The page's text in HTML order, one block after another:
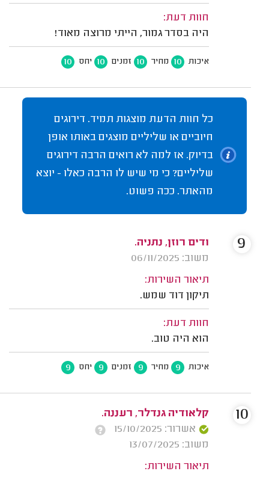
חוות דעת:
היה בסדר גמור, הייתי מרוצה מאוד!
איכות 10 מחיר 10 זמנים 10 יחס 10
כל חוות הדעת מוצגות תמיד. דירוגים
חיוביים או שליליים מוצגים באותו אופן
בדיוק. אז למה לא רואים הרבה דירוגים
שליליים? כי מי שיש לו הרבה כאלו - יוצא
מהאתר. ככה פשוט.
ודים רוזן, נתניה.
משוב: 06/11/2025
תיאור השירות:
תיקון דוד שמש.
חוות דעת:
הוא היה טוב.
איכות 9 מחיר 9 זמנים 9 יחס 9
9
קלאודיה גנדלר, רעננה.
אשרור: 15/10/2025
משוב: 13/07/2025
תיאור השירות:
10